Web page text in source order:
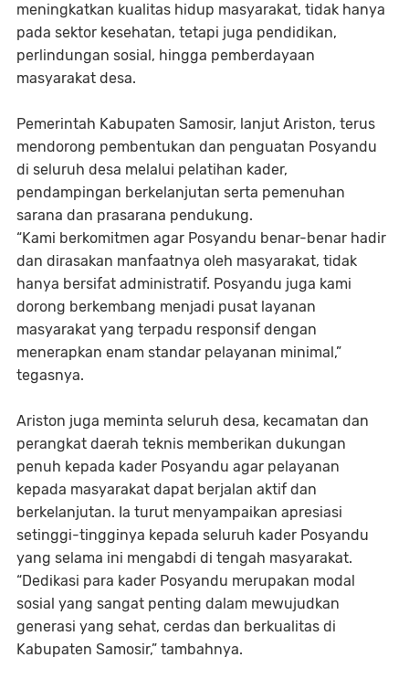
meningkatkan kualitas hidup masyarakat, tidak hanya
pada sektor kesehatan, tetapi juga pendidikan,
perlindungan sosial, hingga pemberdayaan
masyarakat desa.
Pemerintah Kabupaten Samosir, lanjut Ariston, terus
mendorong pembentukan dan penguatan Posyandu
di seluruh desa melalui pelatihan kader,
pendampingan berkelanjutan serta pemenuhan
sarana dan prasarana pendukung.
“Kami berkomitmen agar Posyandu benar-benar hadir
dan dirasakan manfaatnya oleh masyarakat, tidak
hanya bersifat administratif. Posyandu juga kami
dorong berkembang menjadi pusat layanan
masyarakat yang terpadu responsif dengan
menerapkan enam standar pelayanan minimal,”
tegasnya.
Ariston juga meminta seluruh desa, kecamatan dan
perangkat daerah teknis memberikan dukungan
penuh kepada kader Posyandu agar pelayanan
kepada masyarakat dapat berjalan aktif dan
berkelanjutan. Ia turut menyampaikan apresiasi
setinggi-tingginya kepada seluruh kader Posyandu
yang selama ini mengabdi di tengah masyarakat.
“Dedikasi para kader Posyandu merupakan modal
sosial yang sangat penting dalam mewujudkan
generasi yang sehat, cerdas dan berkualitas di
Kabupaten Samosir,” tambahnya.